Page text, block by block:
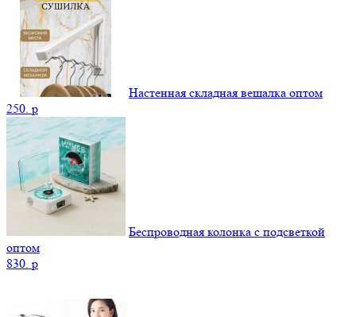
Настенная складная вешалка оптом
250. p
Беспроводная колонка с подсветкой
оптом
830. p